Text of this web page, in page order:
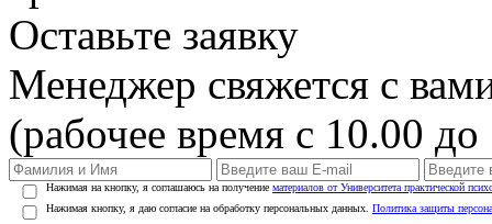
Оставьте заявку
Менеджер свяжется с
(рабочее время с 10.00
Нажимая на кнопку, я соглашаюсь на получение материалов от Университета практической
Нажимая кнопку, я даю согласие на обработку персональных данных. Политика защиты